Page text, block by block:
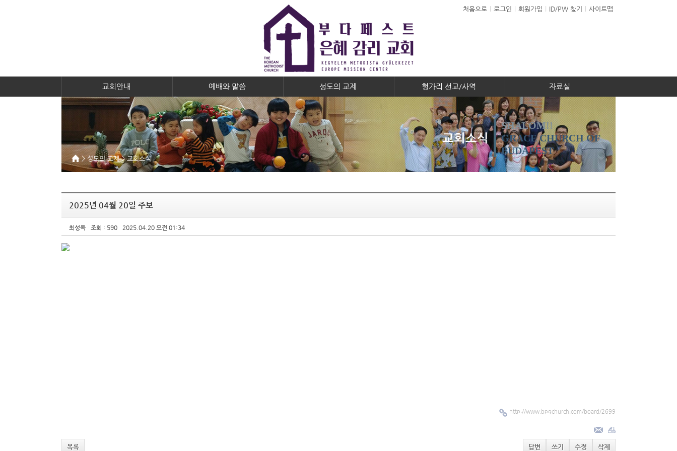
처음으로 로그인 회원가입 ID/PW 찾기 사이트맵
교회안내 예배와 말씀 성도의 교제 헝가리 선교/사역 자료실
교회소식
SHALOM!!
GRACE CHURCH OF
BUDAPEST
> 성도의 교제 > 교회소식
2025년 04월 20일 주보
최성옥 조회 : 590 2025.04.20 오전 01:34
http://www.bpgchurch.com/board/2699
목록 답변 쓰기 수정 삭제